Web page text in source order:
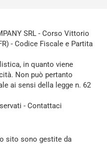
SRL - Corso Vittorio
- Codice Fiscale e Partita
in quanto viene
Non può pertanto
ai sensi della legge n. 62
- Contattaci
sito sono gestite da